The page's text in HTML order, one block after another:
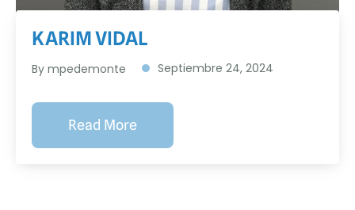
KARIM VIDAL
By mpedemonte Septiembre 24, 2024
Read More